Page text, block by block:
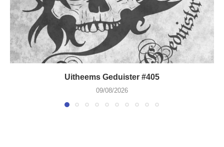
Uitheems Geduister #405
09/08/2026